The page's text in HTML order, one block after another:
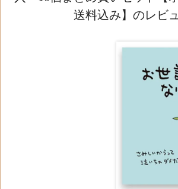
送料込み】のレビ